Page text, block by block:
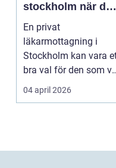
stockholm när du
vill ha tid, trygghet
och specialistvård
En privat
läkarmottagning i
Stockholm kan vara
bra val för den som
träffa en erfaren
specia...
04 april 2026